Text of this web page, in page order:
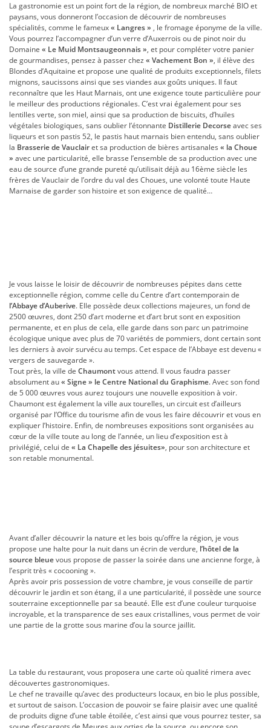
La gastronomie est un point fort de la région, de nombreux marché BIO et
paysans, vous donneront l’occasion de découvrir de nombreuses
spécialités, comme le fameux« Langres » , le fromage éponyme de la ville.
Vous pourrez l’accompagner d’un verre d’Auxerrois ou de pinot noir du
Domaine « Le Muid Montsaugeonnais », et pour compléter votre panier
de gourmandises, pensez à passer chez « Vachement Bon », il élève des
Blondes d’Aquitaine et propose une qualité de produits exceptionnels, filets
mignons, saucissons ainsi que ses viandes aux goûts uniques. Il faut
reconnaître que les Haut Marnais, ont une exigence toute particulière pour
le meilleur des productions régionales. C’est vrai également pour ses
lentilles verte, son miel, ainsi que sa production de biscuits, d’huiles
végétales biologiques, sans oublier l’étonnante Distillerie Decorseavec ses
liqueurs et son pastis 52, le pastis haut marnais bien entendu, sans oublier
la Brasserie de Vauclairet sa production de bières artisanales « la Choue
» avec une particularité, elle brasse l’ensemble de sa production avec une
eau de source d’une grande pureté qu’utilisait déjà au 16ème siècle les
frères de Vauclair de l’ordre du val des Choues, une volonté toute Haute
Marnaise de garder son histoire et son exigence de qualité…
Je vous laisse le loisir de découvrir de nombreuses pépites dans cette
exceptionnelle région, comme celle du Centre d’art contemporain de
l’Abbaye d’Auberive. Elle possède deux collections majeures, un fond de
2500 œuvres, dont 250 d’art moderne et d’art brut sont en exposition
permanente, et en plus de cela, elle garde dans son parc un patrimoine
écologique unique avec plus de 70 variétés de pommiers, dont certain sont
les derniers à avoir survécu au temps. Cet espace de l’Abbaye est devenu «
vergers de sauvegarde ».
Tout près, la ville de Chaumontvous attend. Il vous faudra passer
absolument au« Signe » le Centre National du Graphisme. Avec son fond
de 5 000 œuvres vous aurez toujours une nouvelle exposition à voir.
Chaumont est également la ville aux tourelles, un circuit est d’ailleurs
organisé par l’Office du tourisme afin de vous les faire découvrir et vous en
expliquer l’histoire. Enfin, de nombreuses expositions sont organisées au
cœur de la ville toute au long de l’année, un lieu d’exposition est à
privilégié, celui de « La Chapelle des jésuites», pour son architecture et
son retable monumental.
Avant d’aller découvrir la nature et les bois qu’offre la région, je vous
propose une halte pour la nuit dans un écrin de verdure, l’hôtel de la
source bleuevous propose de passer la soirée dans une ancienne forge, à
l’esprit très « cocooning ».
Après avoir pris possession de votre chambre, je vous conseille de partir
découvrir le jardin et son étang, il a une particularité, il possède une source
souterraine exceptionnelle par sa beauté. Elle est d’une couleur turquoise
incroyable, et la transparence de ses eaux cristallines, vous permet de voir
une partie de la grotte sous marine d’ou la source jaillit.
La table du restaurant, vous proposera une carte où qualité rimera avec
découvertes gastronomiques.
Le chef ne travaille qu’avec des producteurs locaux, en bio le plus possible,
et surtout de saison. L’occasion de pouvoir se faire plaisir avec une qualité
de produits digne d’une table étoilée, c’est ainsi que vous pourrez tester, sa